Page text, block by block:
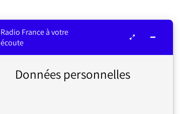
Radio France à votre
écoute
Données personnelles